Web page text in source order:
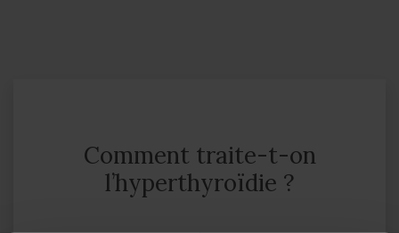
Comment traite-t-on
l’hyperthyroïdie ?